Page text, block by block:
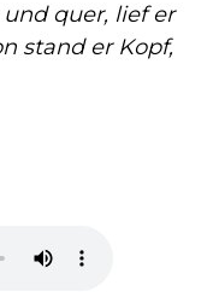
quer, lief er
stand er Kopf,